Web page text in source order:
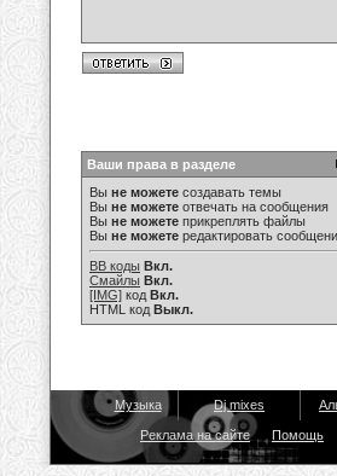
Ваши права в разделе
Вы не можете создавать темы
Вы не можете отвечать на сообщения
Вы не можете прикреплять файлы
Вы не можете редактировать
BB коды Вкл.
Смайлы Вкл.
[IMG] код Вкл.
HTML код Выкл.
Музыка Dj mixes
Реклама на сайте Помощь